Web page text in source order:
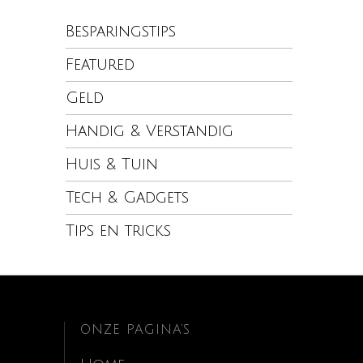
Besparingstips
Featured
Geld
Handig & Verstandig
Huis & Tuin
Tech & Gadgets
Tips en tricks
ONZE PAGINA’S